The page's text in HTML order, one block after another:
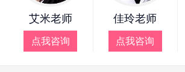
艾米老师
点我咨询
佳玲老师
点我咨询